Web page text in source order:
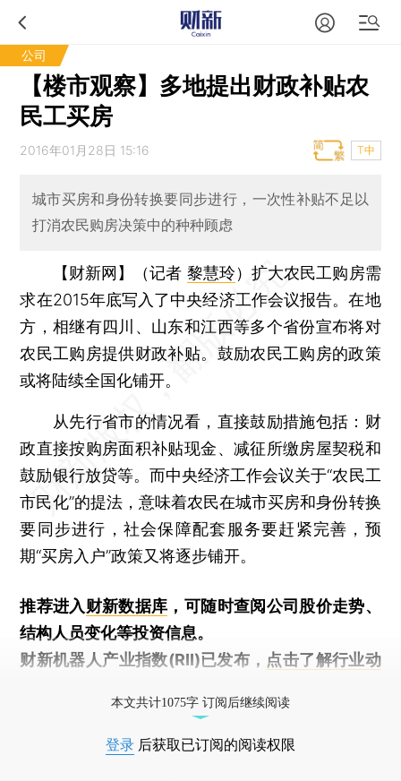
公司
【楼市观察】多地提出财政补贴农
民工买房
2016年01月28日 15:16 T中
城市买房和身份转换要同步进行，一次性补贴不足以
打消农民购房决策中的种种顾虑
【财新网】（记者 黎慧玲） 扩大农民工购房需
求在2015年底写入了中央经济工作会议报告。在地
方，相继有四川、山东和江西等多个省份宣布将对
农民工购房提供财政补贴。鼓励农民工购房的政策
或将陆续全国化铺开。
从先行省市的情况看，直接鼓励措施包括：财
政直接按购房面积补贴现金、减征所缴房屋契税和
鼓励银行放贷等。而中央经济工作会议关于“农民工
市民化”的提法，意味着农民在城市买房和身份转换
要同步进行，社会保障配套服务要赶紧完善，预
期“买房入户”政策又将逐步铺开。
推荐进入财新数据库 ，可随时查阅公司股价走势、
结构人员变化等投资信息。
财新机器人产业指数(RII)已发布， 点击了解行业动
本文共计1075字 订阅后继续阅读
登录 后获取已订阅的阅读权限